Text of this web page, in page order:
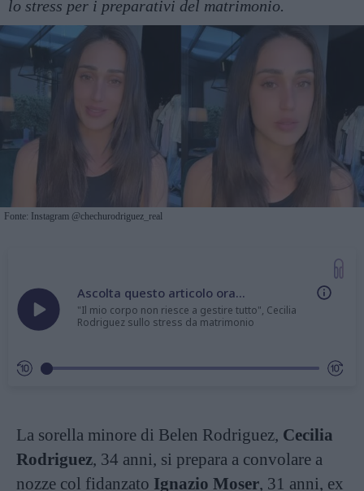
lo stress per i preparativi del matrimonio.
Fonte: Instagram @chechurodriguez_real
Ascolta questo articolo ora...
"Il mio corpo non riesce a gestire tutto", Cecilia
Rodriguez sullo stress da matrimonio
La sorella minore di Belen Rodriguez, Cecilia
Rodriguez, 34 anni, si prepara a convolare a
nozze col fidanzato Ignazio Moser, 31 anni, ex